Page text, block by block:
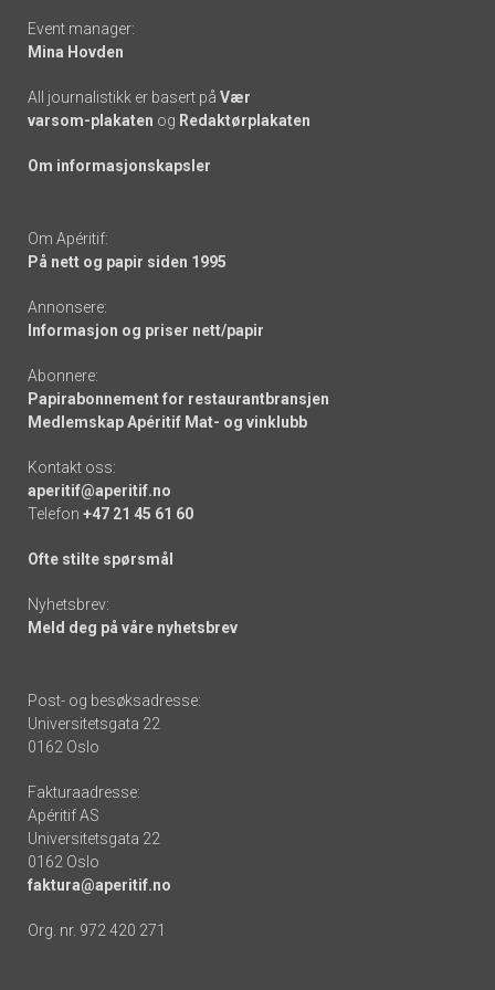
Event manager:
Mina Hovden
All journalistikk er basert på Vær
varsom-plakaten og Redaktørplakaten
Om informasjonskapsler
Om Apéritif:
På nett og papir siden 1995
Annonsere:
Informasjon og priser nett/papir
Abonnere:
Papirabonnement for restaurantbransjen
Medlemskap Apéritif Mat- og vinklubb
Kontakt oss:
aperitif@aperitif.no
Telefon +47 21 45 61 60
Ofte stilte spørsmål
Nyhetsbrev:
Meld deg på våre nyhetsbrev
Post- og besøksadresse:
Universitetsgata 22
0162 Oslo
Fakturaadresse:
Apéritif AS
Universitetsgata 22
0162 Oslo
faktura@aperitif.no
Org. nr. 972 420 271